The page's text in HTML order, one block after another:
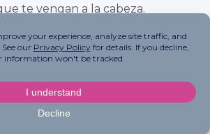
te vengan a la cabeza.
una infusión